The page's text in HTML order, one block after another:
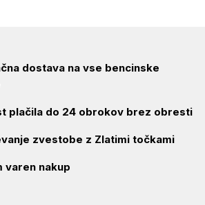
dostava na vse bencinske
plačila do 24 obrokov brez obresti
zvestobe z Zlatimi točkami
varen nakup